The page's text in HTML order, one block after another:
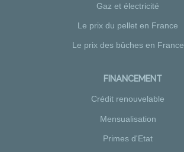
Gaz et électricité
Le prix du pellet en France
Le prix des bûches en France
FINANCEMENT
Crédit renouvelable
Mensualisation
Primes d'Etat